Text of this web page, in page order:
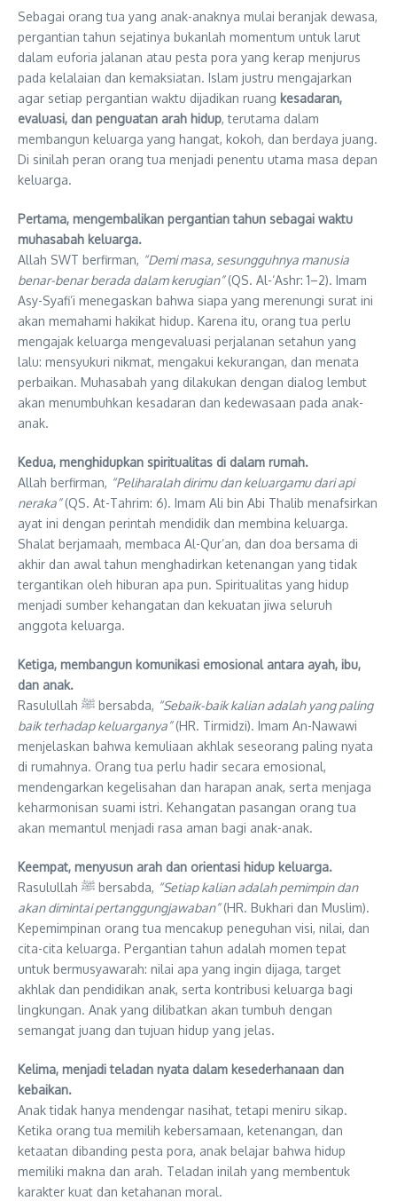
Sebagai orang tua yang anak-anaknya mulai beranjak dewasa,
pergantian tahun sejatinya bukanlah momentum untuk larut
dalam euforia jalanan atau pesta pora yang kerap menjurus
pada kelalaian dan kemaksiatan. Islam justru mengajarkan
agar setiap pergantian waktu dijadikan ruang kesadaran,
evaluasi, dan penguatan arah hidup, terutama dalam
membangun keluarga yang hangat, kokoh, dan berdaya juang.
Di sinilah peran orang tua menjadi penentu utama masa depan
keluarga.
Pertama, mengembalikan pergantian tahun sebagai waktu
muhasabah keluarga.
Allah SWT berfirman, “Demi masa, sesungguhnya manusia
benar-benar berada dalam kerugian”(QS. Al-‘Ashr: 1–2). Imam
Asy-Syafi’i menegaskan bahwa siapa yang merenungi surat ini
akan memahami hakikat hidup. Karena itu, orang tua perlu
mengajak keluarga mengevaluasi perjalanan setahun yang
lalu: mensyukuri nikmat, mengakui kekurangan, dan menata
perbaikan. Muhasabah yang dilakukan dengan dialog lembut
akan menumbuhkan kesadaran dan kedewasaan pada anak-
anak.
Kedua, menghidupkan spiritualitas di dalam rumah.
Allah berfirman, “Peliharalah dirimu dan keluargamu dari api
neraka”(QS. At-Tahrim: 6). Imam Ali bin Abi Thalib menafsirkan
ayat ini dengan perintah mendidik dan membina keluarga.
Shalat berjamaah, membaca Al-Qur’an, dan doa bersama di
akhir dan awal tahun menghadirkan ketenangan yang tidak
tergantikan oleh hiburan apa pun. Spiritualitas yang hidup
menjadi sumber kehangatan dan kekuatan jiwa seluruh
anggota keluarga.
Ketiga, membangun komunikasi emosional antara ayah, ibu,
dan anak.
Rasulullah ﷺ bersabda, “Sebaik-baik kalian adalah yang paling
baik terhadap keluarganya”(HR. Tirmidzi). Imam An-Nawawi
menjelaskan bahwa kemuliaan akhlak seseorang paling nyata
di rumahnya. Orang tua perlu hadir secara emosional,
mendengarkan kegelisahan dan harapan anak, serta menjaga
keharmonisan suami istri. Kehangatan pasangan orang tua
akan memantul menjadi rasa aman bagi anak-anak.
Keempat, menyusun arah dan orientasi hidup keluarga.
Rasulullah ﷺ bersabda, “Setiap kalian adalah pemimpin dan
akan dimintai pertanggungjawaban”(HR. Bukhari dan Muslim).
Kepemimpinan orang tua mencakup peneguhan visi, nilai, dan
cita-cita keluarga. Pergantian tahun adalah momen tepat
untuk bermusyawarah: nilai apa yang ingin dijaga, target
akhlak dan pendidikan anak, serta kontribusi keluarga bagi
lingkungan. Anak yang dilibatkan akan tumbuh dengan
semangat juang dan tujuan hidup yang jelas.
Kelima, menjadi teladan nyata dalam kesederhanaan dan
kebaikan.
Anak tidak hanya mendengar nasihat, tetapi meniru sikap.
Ketika orang tua memilih kebersamaan, ketenangan, dan
ketaatan dibanding pesta pora, anak belajar bahwa hidup
memiliki makna dan arah. Teladan inilah yang membentuk
karakter kuat dan ketahanan moral.